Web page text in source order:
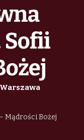
Sofii
Mądrości Bożej